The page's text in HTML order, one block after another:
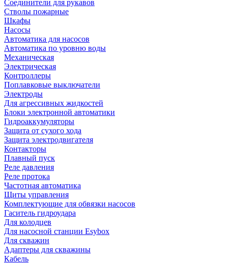
Соединители для рукавов
Стволы пожарные
Шкафы
Насосы
Автоматика для насосов
Автоматика по уровню воды
Механическая
Электрическая
Контроллеры
Поплавковые выключатели
Электроды
Для агрессивных жидкостей
Блоки электронной автоматики
Гидроаккумуляторы
Защита от сухого хода
Защита электродвигателя
Контакторы
Плавный пуск
Реле давления
Реле протока
Частотная автоматика
Щиты управления
Комплектующие для обвязки насосов
Гаситель гидроудара
Для колодцев
Для насосной станции Esybox
Для скважин
Адаптеры для скважины
Кабель